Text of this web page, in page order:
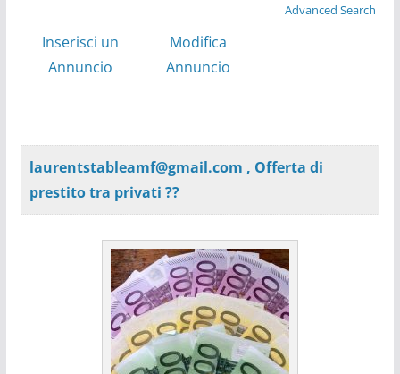
Advanced Search
Inserisci un
Annuncio
Modifica
Annuncio
laurentstableamf@gmail.com , Offerta di
prestito tra privati ??